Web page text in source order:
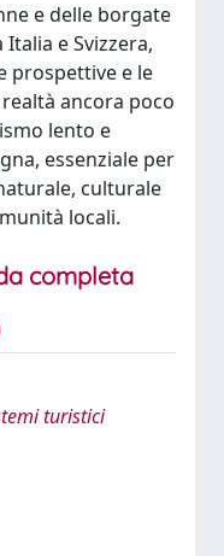
e delle borgate
e Svizzera,
prospettive e le
ancora poco
lento e
essenziale per
culturale
locali.
completa
turistici